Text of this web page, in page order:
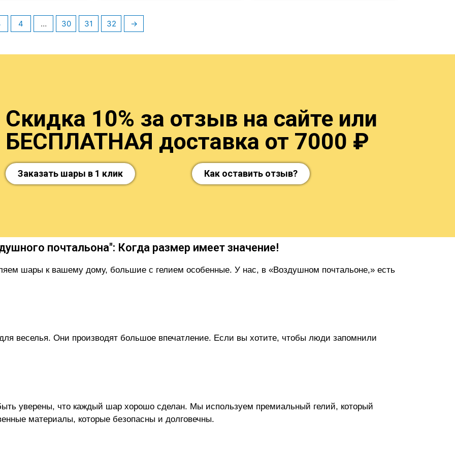
4 … 30 31 32 →
Скидка 10% за отзыв на сайте или
БЕСПЛАТНАЯ доставка от 7000 ₽
Заказать шары в 1 клик Как оставить отзыв?
почтальона": Когда размер имеет значение!
шары к вашему дому, большие с гелием особенные. У нас, в «Воздушном почтальоне,» есть
веселья. Они производят большое впечатление. Если вы хотите, чтобы люди запомнили
уверены, что каждый шар хорошо сделан. Мы используем премиальный гелий, который
материалы, которые безопасны и долговечны.